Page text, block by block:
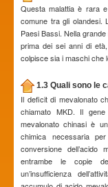
Questa malattia è rara
comune tra gli olandesi.
Paesi Bassi. Nella
prima dei sei anni di
colpisce sia i maschi che
1.3 Quali sono le
Il deficit di mevalonato
chiamato MKD. Il
mevalonato chinasi è
chimica necessaria
conversione dell’acido
entrambe le copie
un’insufficienza